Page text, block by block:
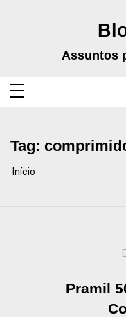
Assuntos
Tag:
Início
Pramil